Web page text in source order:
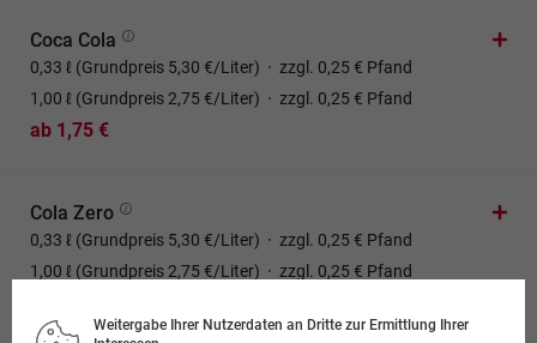
Coca Cola
0,33 ℓ (Grundpreis 5,30 €/Liter) · zzgl. 0,25 € Pfand
1,00 ℓ (Grundpreis 2,75 €/Liter) · zzgl. 0,25 € Pfand
ab 1,75 €
Cola Zero
0,33 ℓ (Grundpreis 5,30 €/Liter) · zzgl. 0,25 € Pfand
1,00 ℓ (Grundpreis 2,75 €/Liter) · zzgl. 0,25 € Pfand
Weitergabe Ihrer Nutzerdaten an Dritte zur Ermittlung Ihrer